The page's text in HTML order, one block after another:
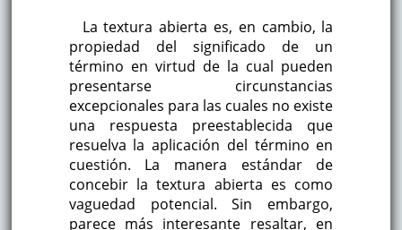
La textura abierta es, en cambio, la
propiedad del significado de un
término en virtud de la cual pueden
presentarse circunstancias
excepcionales para las cuales no existe
una respuesta preestablecida que
resuelva la aplicación del término en
cuestión. La manera estándar de
concebir la textura abierta es como
vaguedad potencial. Sin embargo,
parece más interesante resaltar, en